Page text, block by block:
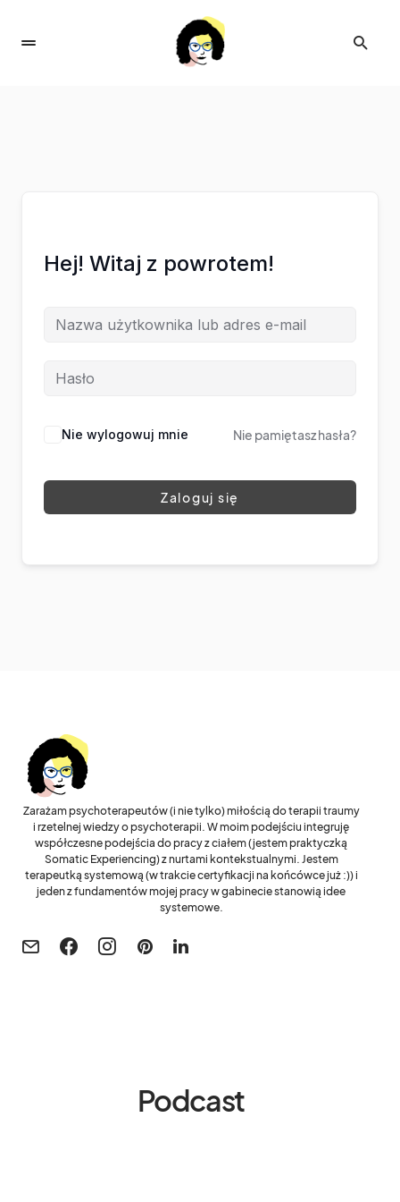
Hej! Witaj z powrotem!
Nie wylogowuj mnie Nie pamiętasz hasła?
Zaloguj się
Zarażam psychoterapeutów (i nie tylko) miłością do terapii traumy
i rzetelnej wiedzy o psychoterapii. W moim podejściu integruję
współczesne podejścia do pracy z ciałem (jestem praktyczką
Somatic Experiencing) z nurtami kontekstualnymi. Jestem
terapeutką systemową (w trakcie certyfikacji na końcówce już :)) i
jeden z fundamentów mojej pracy w gabinecie stanowią idee
systemowe.
Podcast